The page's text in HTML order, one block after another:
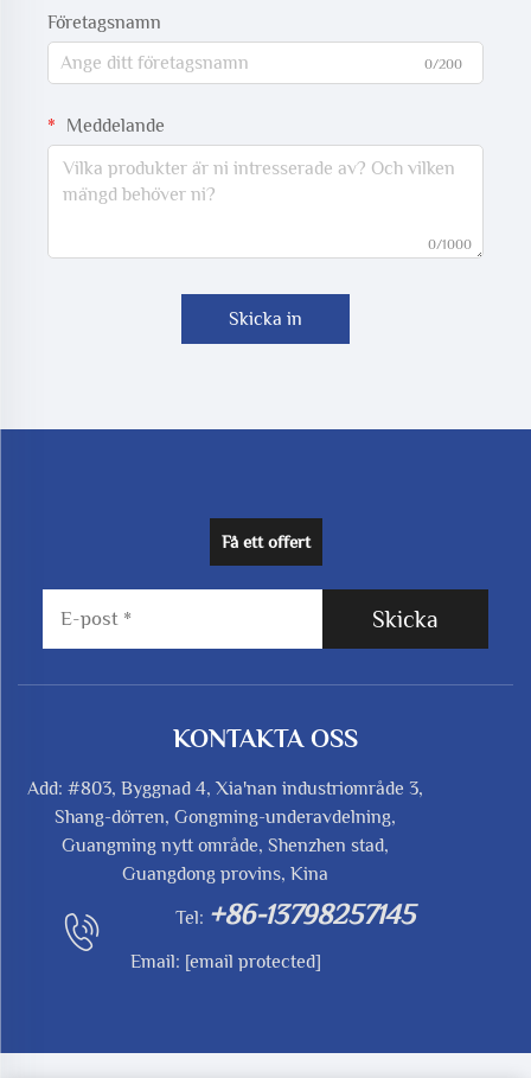
Företagsnamn
0/200
Meddelande
0/1000
Skicka in
Få ett offert
Skicka
KONTAKTA OSS
Add: #803, Byggnad 4, Xia'nan industriområde 3,
Shang-dörren, Gongming-underavdelning,
Guangming nytt område, Shenzhen stad,
Guangdong provins, Kina
Tel: +86-13798257145
Email: [email protected]